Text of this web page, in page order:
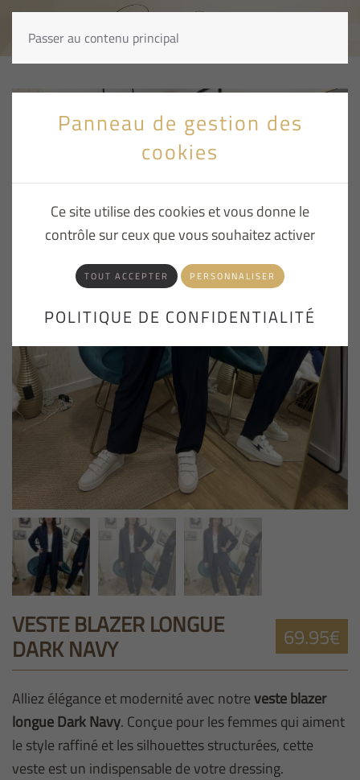
Panneau de gestion des
cookies
Ce site utilise des cookies et vous donne le
contrôle sur ceux que vous souhaitez activer
TOUT ACCEPTER PERSONNALISER
POLITIQUE DE CONFIDENTIALITÉ
Passer au contenu principal
VESTE BLAZER LONGUE
DARK NAVY 69.95€
Alliez élégance et modernité avec notreveste blazer
longue Dark Navy. Conçue pour les femmes qui aiment
le style raffiné et les silhouettes structurées, cette
veste est un indispensable de votre dressing.